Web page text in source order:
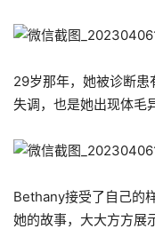
29岁那年，她被诊断
失调，也是她出现体毛
Bethany接受了自己的
她的故事，大大方方展